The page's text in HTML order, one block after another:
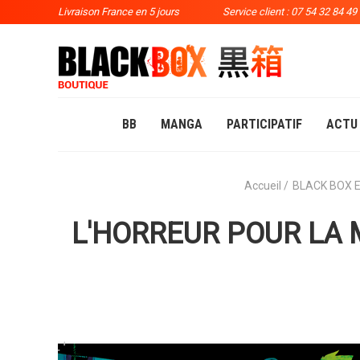
Livraison France en 5 jours Service client : 07 54 32 84 49
BB MANGA PARTICIPATIF ACTU
Accueil BLACK BOX
L'HORREUR POUR